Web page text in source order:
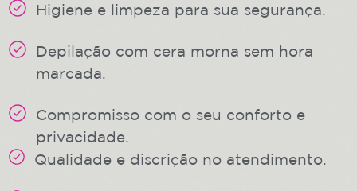
Higiene e limpeza para sua segurança.
Depilação com cera morna sem hora
marcada.
Compromisso com o seu conforto e
privacidade.
Qualidade e discrição no atendimento.